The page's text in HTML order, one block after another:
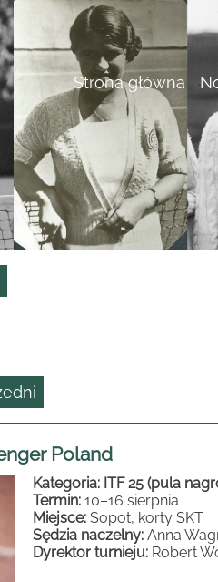
Strona główna
Poland
Kategoria: ITF 25 (pula
Termin: 10–16 sierpnia
Miejsce: Sopot, korty SKT
Sędzia naczelny: Anna
Dyrektor turnieju: Robert